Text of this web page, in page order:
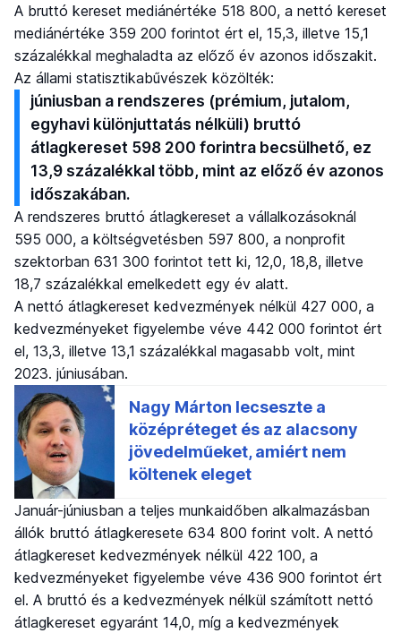
A bruttó kereset mediánértéke 518 800, a nettó kereset
mediánértéke 359 200 forintot ért el, 15,3, illetve 15,1
százalékkal meghaladta az előző év azonos időszakit.
Az állami statisztikabűvészek közölték:
júniusban a rendszeres (prémium, jutalom,
egyhavi különjuttatás nélküli) bruttó
átlagkereset 598 200 forintra becsülhető, ez
13,9 százalékkal több, mint az előző év azonos
időszakában.
A rendszeres bruttó átlagkereset a vállalkozásoknál
595 000, a költségvetésben 597 800, a nonprofit
szektorban 631 300 forintot tett ki, 12,0, 18,8, illetve
18,7 százalékkal emelkedett egy év alatt.
A nettó átlagkereset kedvezmények nélkül 427 000, a
kedvezményeket figyelembe véve 442 000 forintot ért
el, 13,3, illetve 13,1 százalékkal magasabb volt, mint
2023. júniusában.
Január-júniusban a teljes munkaidőben alkalmazásban
állók bruttó átlagkeresete 634 800 forint volt. A nettó
átlagkereset kedvezmények nélkül 422 100, a
kedvezményeket figyelembe véve 436 900 forintot ért
el. A bruttó és a kedvezmények nélkül számított nettó
átlagkereset egyaránt 14,0, míg a kedvezmények